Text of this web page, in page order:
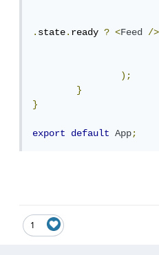
.state.ready ? <Feed />
);
}
}
export default App;
1